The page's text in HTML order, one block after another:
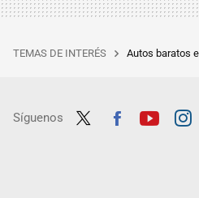
TEMAS DE INTERÉS Autos baratos
Síguenos